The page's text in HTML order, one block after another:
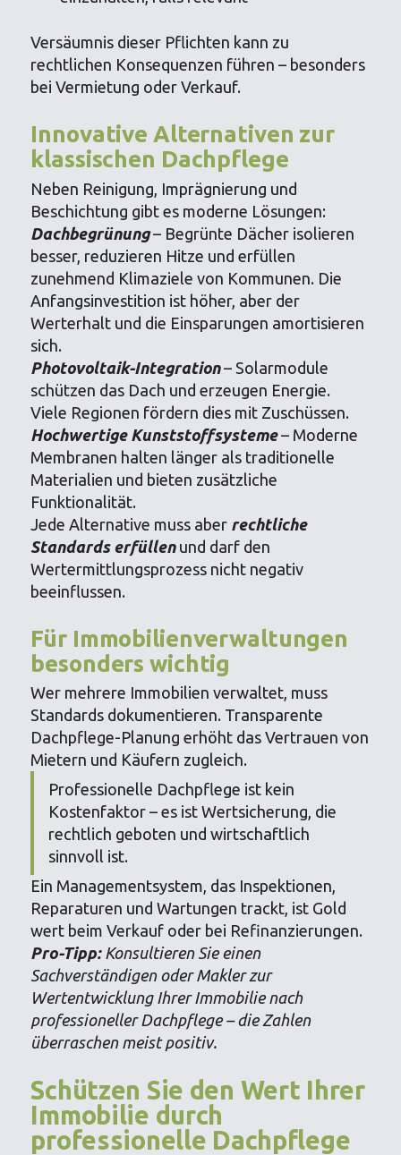
Versäumnis dieser Pflichten kann zu
rechtlichen Konsequenzen führen – besonders
bei Vermietung oder Verkauf.
Innovative Alternativen zur
klassischen Dachpflege
Neben Reinigung, Imprägnierung und
Beschichtung gibt es moderne Lösungen:
Dachbegrünung– Begrünte Dächer isolieren
besser, reduzieren Hitze und erfüllen
zunehmend Klimaziele von Kommunen. Die
Anfangsinvestition ist höher, aber der
Werterhalt und die Einsparungen amortisieren
sich.
Photovoltaik-Integration– Solarmodule
schützen das Dach und erzeugen Energie.
Viele Regionen fördern dies mit Zuschüssen.
Hochwertige Kunststoffsysteme– Moderne
Membranen halten länger als traditionelle
Materialien und bieten zusätzliche
Funktionalität.
Jede Alternative muss aber rechtliche
Standards erfüllenund darf den
Wertermittlungsprozess nicht negativ
beeinflussen.
Für Immobilienverwaltungen
besonders wichtig
Wer mehrere Immobilien verwaltet, muss
Standards dokumentieren. Transparente
Dachpflege-Planung erhöht das Vertrauen von
Mietern und Käufern zugleich.
Professionelle Dachpflege ist kein
Kostenfaktor – es ist Wertsicherung, die
rechtlich geboten und wirtschaftlich
sinnvoll ist.
Ein Managementsystem, das Inspektionen,
Reparaturen und Wartungen trackt, ist Gold
wert beim Verkauf oder bei Refinanzierungen.
Pro-Tipp: Konsultieren Sie einen
Sachverständigen oder Makler zur
Wertentwicklung Ihrer Immobilie nach
professioneller Dachpflege – die Zahlen
überraschen meist positiv.
Schützen Sie den Wert Ihrer
Immobilie durch
professionelle Dachpflege